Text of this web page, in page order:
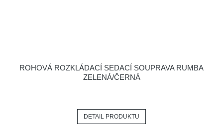
ROHOVÁ ROZKLÁDACÍ SEDACÍ SOUPRAVA RUMBA
ZELENÁ/ČERNÁ
DETAIL PRODUKTU